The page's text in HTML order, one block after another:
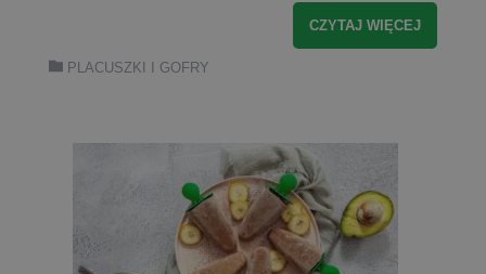
CZYTAJ WIĘCEJ
PLACUSZKI I GOFRY